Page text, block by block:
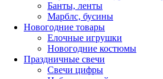
Банты, ленты
Марблс, бусины
Новогодние товары
Елочные игрушки
Новогодние костюмы
Праздничные свечи
Свечи цифры